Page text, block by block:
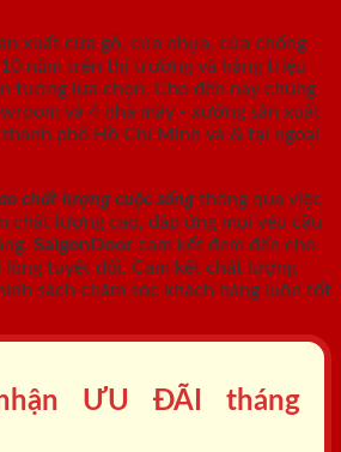
xuất cửa gỗ, cửa nhựa, cửa chống
năm trên thị trường và hàng triệu
tưởng lựa chọn. Cho đến nay chúng
và 4 nhà máy - xưởng sản xuất
phố Hồ Chí Minh và & tại ngoại
chất lượng cuộc sống thông qua việc
chất lượng cao, đáp ứng mọi yêu cầu
SaigonDoor cam kết đem đến cho
lòng tuyệt đối. Cam kết chất lượng
sách chăm sóc khách hàng luôn tốt
ƯU ĐÃI tháng